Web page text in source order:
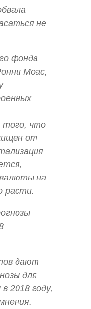
не
фонда
Моас,
того, что
от
на
расти.
дают
для
2018 году,